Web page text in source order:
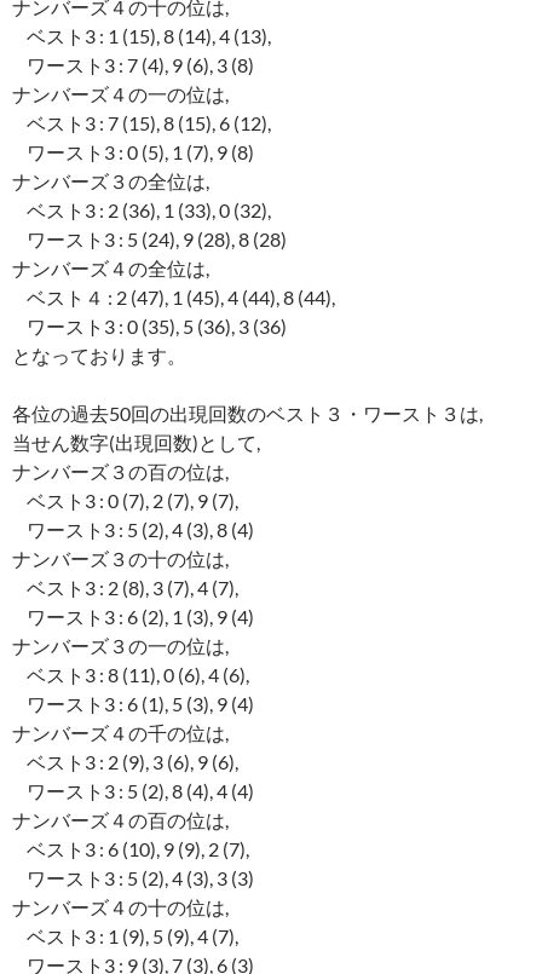
ナンバーズ４の十の位は,
ベスト3 : 1 (15), 8 (14), 4 (13),
ワースト3 : 7 (4), 9 (6), 3 (8)
ナンバーズ４の一の位は,
ベスト3 : 7 (15), 8 (15), 6 (12),
ワースト3 : 0 (5), 1 (7), 9 (8)
ナンバーズ３の全位は,
ベスト3 : 2 (36), 1 (33), 0 (32),
ワースト3 : 5 (24), 9 (28), 8 (28)
ナンバーズ４の全位は,
ベスト４ : 2 (47), 1 (45), 4 (44), 8 (44),
ワースト3 : 0 (35), 5 (36), 3 (36)
となっております。
各位の過去50回の出現回数のベスト３・ワースト３は,
当せん数字(出現回数)として,
ナンバーズ３の百の位は,
ベスト3 : 0 (7), 2 (7), 9 (7),
ワースト3 : 5 (2), 4 (3), 8 (4)
ナンバーズ３の十の位は,
ベスト3 : 2 (8), 3 (7), 4 (7),
ワースト3 : 6 (2), 1 (3), 9 (4)
ナンバーズ３の一の位は,
ベスト3 : 8 (11), 0 (6), 4 (6),
ワースト3 : 6 (1), 5 (3), 9 (4)
ナンバーズ４の千の位は,
ベスト3 : 2 (9), 3 (6), 9 (6),
ワースト3 : 5 (2), 8 (4), 4 (4)
ナンバーズ４の百の位は,
ベスト3 : 6 (10), 9 (9), 2 (7),
ワースト3 : 5 (2), 4 (3), 3 (3)
ナンバーズ４の十の位は,
ベスト3 : 1 (9), 5 (9), 4 (7),
ワースト3 : 9 (3), 7 (3), 6 (3)